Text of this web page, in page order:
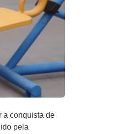
a conquista de
pela